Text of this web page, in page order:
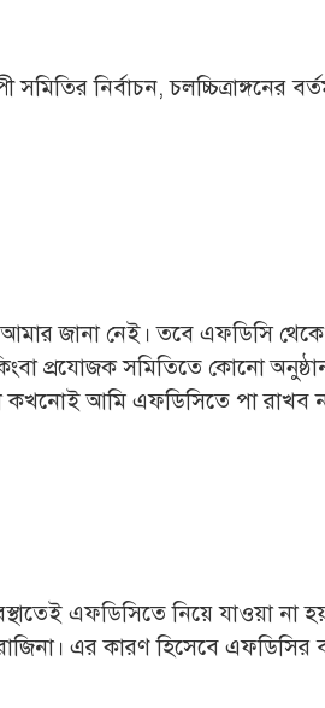
নির্বাচন, চলচ্চিত্রাঙ্গনের
জানা নেই। তবে এফডিসি
প্রযোজক সমিতিতে কোনো
কখনোই আমি এফডিসিতে পা রাখব
এফডিসিতে নিয়ে যাওয়া না
এর কারণ হিসেবে এফডিসির